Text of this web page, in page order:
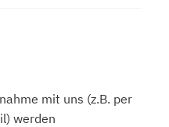
mit uns (z.B. per
werden